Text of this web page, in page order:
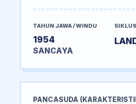
TAHUN JAWA / WINDU
1954
SANCAYA
PANCASUDA